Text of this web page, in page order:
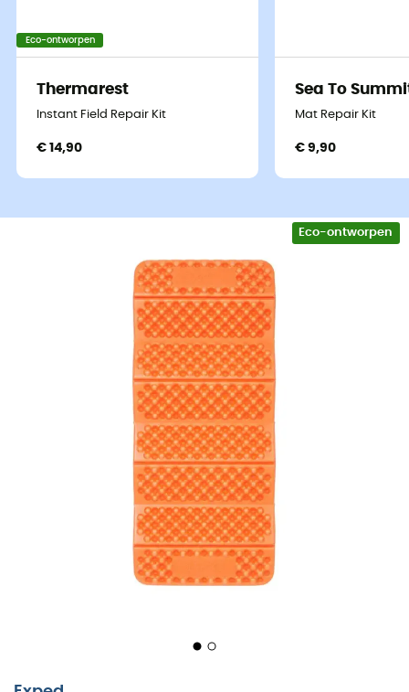
Eco-ontworpen
Thermarest
Instant Field Repair Kit
€ 14,90
Sea To
Mat Repair Kit
€ 9,90
Eco-ontworpen
vanExped, een gesloten-cel
schuimmatras die het comfort opnieuw definieert. Met
is het de dikste in zijn categorie, wat
zorgt voor optimale ondersteuning en uitzonderlijk
comfort tijdens uw nachten in de buitenlucht. Het
schuim biedt extra bescherming tegen perforaties en
verbeterde thermische isolatie, met een
. Deze eigenschap maakt van een3-seizoenen
matras een uitrusting geschikt voor alle seizoenen.
in combinatie met een opblaasbare matras. Wanneer
verbetert hij niet alleen het comfort, maar ook de